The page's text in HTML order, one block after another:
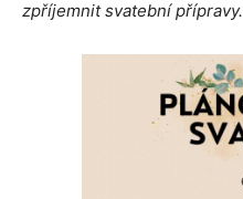
zpříjemnit svatební přípravy.